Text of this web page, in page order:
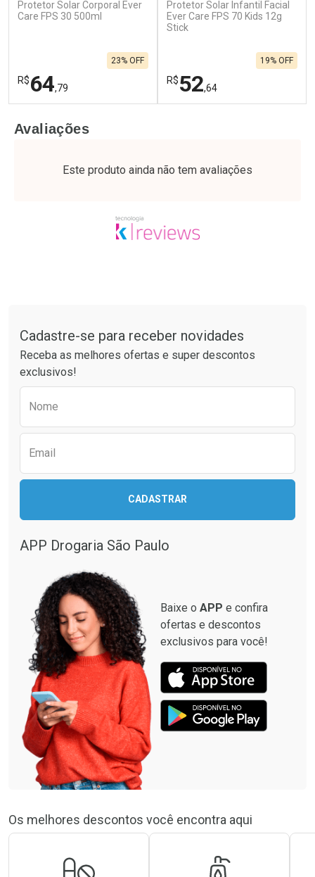
Protetor Solar Corporal Ever
Care FPS 30 500ml
R$64,79
23% OFF
Laboratório
Ativar Desconto
Comprar sem Desconto
Por Menos
Comprar sem Desconto
Por R$ 64,79/cada
Protetor Solar Infantil Facial
Ever Care FPS 70 Kids 12g
Stick
R$52,64
19% OFF
Laboratório
Ativar Desconto
Comprar sem Desconto
Por Menos
Comprar sem Desconto
Avaliações
Este produto ainda não tem avaliações
Cadastre-se para receber novidades
Receba as melhores ofertas e super descontos
exclusivos!
Nome
Email
CADASTRAR
APP Drogaria São Paulo
Baixe o APP e confira
ofertas e descontos
exclusivos para você!
Os melhores descontos você encontra aqui